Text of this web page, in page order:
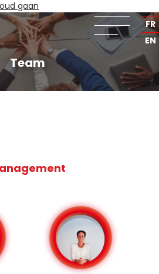
FR
EN
gaan
Team